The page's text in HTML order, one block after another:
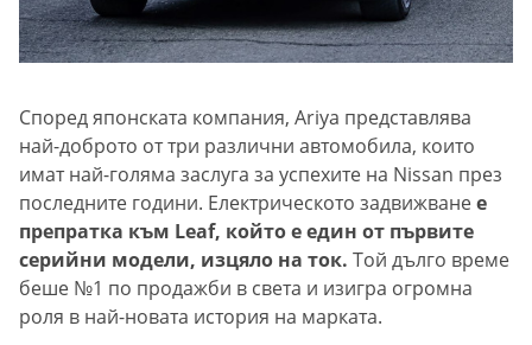
Според японската компания, Ariya представлява
най-доброто от три различни автомобила, които
имат най-голяма заслуга за успехите на Nissan през
последните години. Електрическото задвижванее
препратка към Leaf, който е един от първите
серийни модели, изцяло на ток. Той дълго време
беше №1 по продажби в света и изигра огромна
роля в най-новата история на марката.